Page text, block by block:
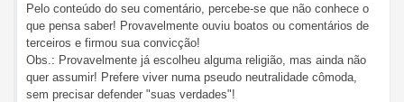
Pelo conteúdo do seu comentário, percebe-se que não conhece o
que pensa saber! Provavelmente ouviu boatos ou comentários de
terceiros e firmou sua convicção!
Obs.: Provavelmente já escolheu alguma religião, mas ainda não
quer assumir! Prefere viver numa pseudo neutralidade cômoda,
sem precisar defender "suas verdades"!